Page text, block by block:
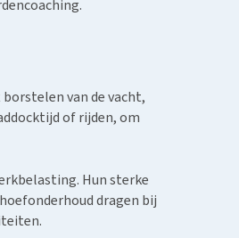
van de vacht,
of rijden, om
Hun sterke
dragen bij